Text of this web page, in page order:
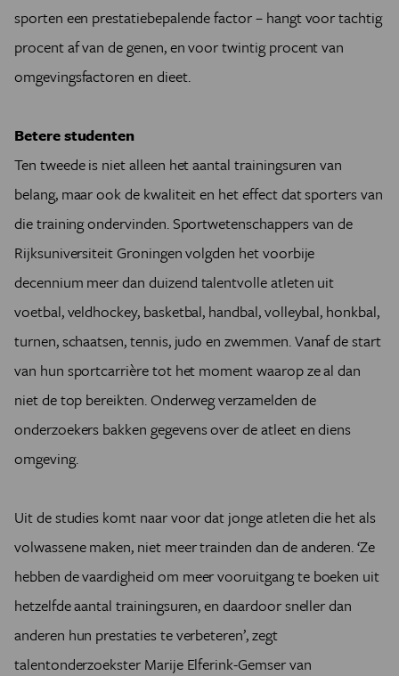
sporten een prestatiebepalende factor – hangt voor tachtig
procent af van de genen, en voor twintig procent van
omgevingsfactoren en dieet.
Betere studenten
Ten tweede is niet alleen het aantal trainingsuren van
belang, maar ook de kwaliteit en het effect dat sporters van
die training ondervinden. Sportwetenschappers van de
Rijksuniversiteit Groningen volgden het voorbije
decennium meer dan duizend talentvolle atleten uit
voetbal, veldhockey, basketbal, handbal, volleybal, honkbal,
turnen, schaatsen, tennis, judo en zwemmen. Vanaf de start
van hun sportcarrière tot het moment waarop ze al dan
niet de top bereikten. Onderweg verzamelden de
onderzoekers bakken gegevens over de atleet en diens
omgeving.
Uit de studies komt naar voor dat jonge atleten die het als
volwassene maken, niet meer trainden dan de anderen. ‘Ze
hebben de vaardigheid om meer vooruitgang te boeken uit
hetzelfde aantal trainingsuren, en daardoor sneller dan
anderen hun prestaties te verbeteren’, zegt
talentonderzoekster Marije Elferink-Gemser van